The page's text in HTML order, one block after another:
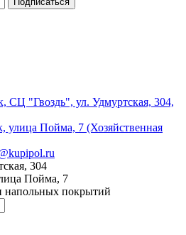
СЦ "Гвоздь", ул. Удмуртская, 304,
улица Пойма, 7 (Хозяйственная
304
Пойма, 7
напольных покрытий